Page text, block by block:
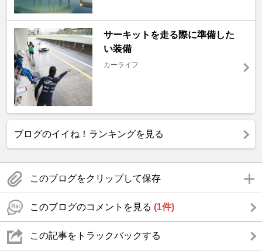
サーキットを走る際に準備した
い装備
カーライフ
ブログのイイね！ランキングを見る
このブログをクリップして保存
このブログのコメントを見る (1件)
この記事をトラックバックする